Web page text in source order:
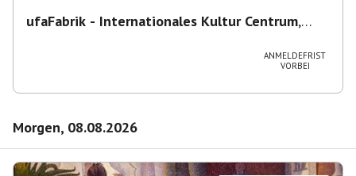
ufaFabrik - Internationales Kultur Centrum,
ANMELDEFRIST
VORBEI
Morgen, 08.08.2026